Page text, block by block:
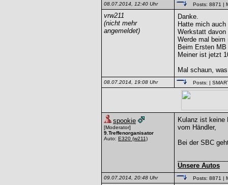
08.07.2014, 12:40 Uhr Posts: 8871 |
vrw211
(nicht mehr
angemeldet)
Danke.
Hatte mich
Werkstatt davon
Werde mal
Beim Ersten
Meiner ist jetzt
Mal schaun,
08.07.2014, 19:08 Uhr Posts: |
spookie
[Moderator]
9.Treffenorganisator
Auto: E320 (w211)
Kulanz ist keine
vom Händler,
Bei der SBC
Unsere Autos
09.07.2014, 20:48 Uhr Posts: 8871 |